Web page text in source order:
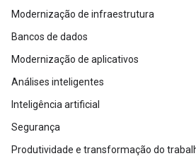
Modernização de infraestrutura
Bancos de dados
Modernização de aplicativos
Análises inteligentes
Inteligência artificial
Segurança
Produtividade e transformação do